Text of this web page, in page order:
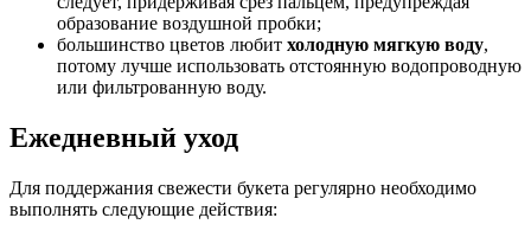
образование воздушной пробки;
большинство цветов любит холодную мягкую воду,
потому лучше использовать отстоянную водопроводную
или фильтрованную воду.
Ежедневный уход
Для поддержания свежести букета регулярно необходимо
выполнять следующие действия: